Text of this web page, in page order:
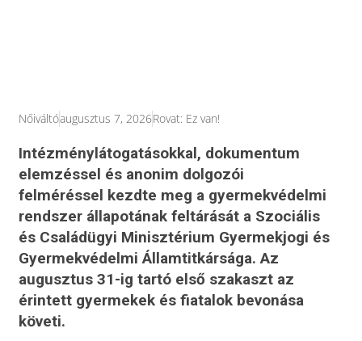
Nőiváltóaugusztus 7, 2026Rovat: Ez van!
Intézménylátogatásokkal, dokumentum
elemzéssel és anonim dolgozói
felméréssel kezdte meg a gyermekvédelmi
rendszer állapotának feltárását a Szociális
és Családügyi Minisztérium Gyermekjogi és
Gyermekvédelmi Államtitkársága. Az
augusztus 31-ig tartó első szakaszt az
érintett gyermekek és fiatalok bevonása
követi.